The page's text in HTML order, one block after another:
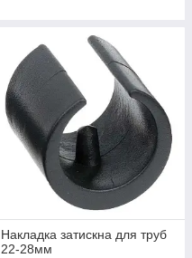
Накладка затискна для труб
22-28мм